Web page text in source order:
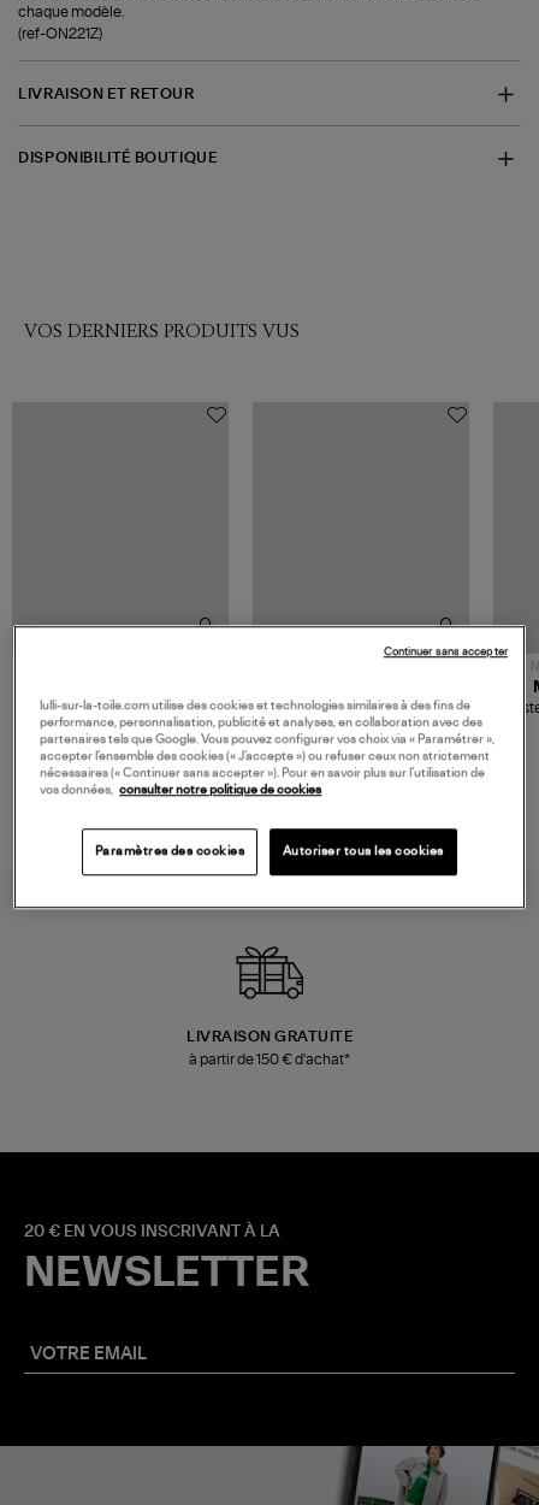
chaque modèle.
(ref-ON221Z)
LIVRAISON ET RETOUR
DISPONIBILITÉ BOUTIQUE
VOS DERNIERS PRODUITS VUS
480,00 €
Sac Bobi S Cuir Lamé
Champagne
189,00 €
Mocassins Killian Sport
Mousse
LIVRAISON GRATUITE
à partir de 150 € d'achat*
20 € EN VOUS INSCRIVANT À LA
NEWSLETTER
lulli-sur-la-toile.com utilise des cookies et technologies similaires à des fins de
performance, personnalisation, publicité et analyses, en collaboration avec des
partenaires tels que Google. Vous pouvez configurer vos choix via « Paramétrer »,
accepter l’ensemble des cookies (« J’accepte ») ou refuser ceux non strictement
nécessaires (« Continuer sans accepter »). Pour en savoir plus sur l’utilisation de
vos données,
consulter notre politique de cookies
Paramètres des cookies Autoriser tous les cookies
Continuer sans accepter